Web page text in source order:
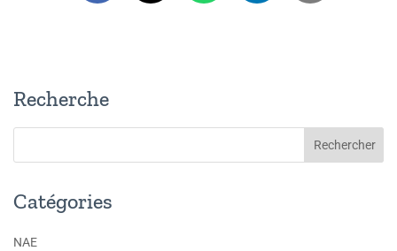
Recherche
Catégories
NAE